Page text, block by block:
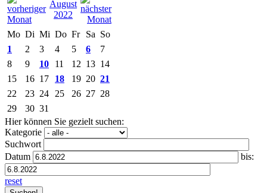
August
2022
Mo Di Mi Do Fr Sa So
1
2 3 4 5 6
7
8
9 10 11 12 13 14
15
16 17 18 19 20 21
22
23 24 25 26 27 28
29
30 31
Hier können Sie gezielt suchen:
Kategorie
Suchwort
Datum
bis:
reset